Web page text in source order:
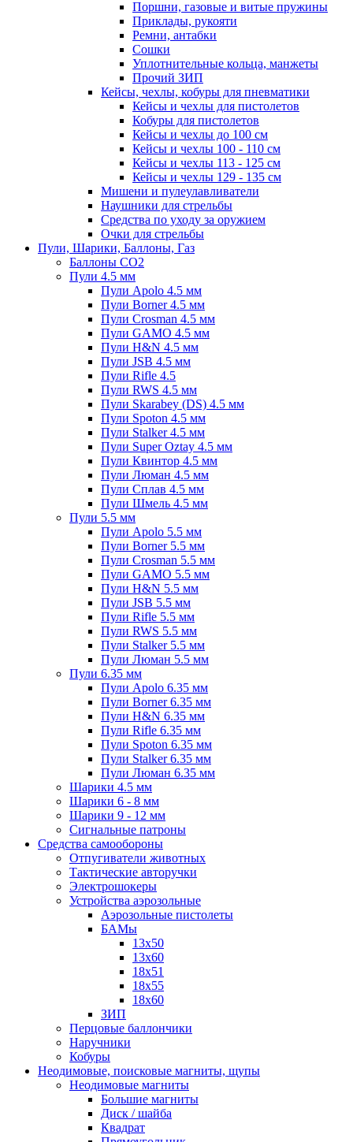
Поршни, газовые и витые пружины
Приклады, рукояти
Ремни, антабки
Сошки
Уплотнительные кольца, манжеты
Прочий ЗИП
Кейсы, чехлы, кобуры для пневматики
Кейсы и чехлы для пистолетов
Кобуры для пистолетов
Кейсы и чехлы до 100 см
Кейсы и чехлы 100 - 110 см
Кейсы и чехлы 113 - 125 см
Кейсы и чехлы 129 - 135 см
Мишени и пулеулавливатели
Наушники для стрельбы
Средства по уходу за оружием
Очки для стрельбы
Пули, Шарики, Баллоны, Газ
Баллоны CO2
Пули 4.5 мм
Пули Apolo 4.5 мм
Пули Borner 4.5 мм
Пули Crosman 4.5 мм
Пули GAMO 4.5 мм
Пули H&N 4.5 мм
Пули JSB 4.5 мм
Пули Rifle 4.5
Пули RWS 4.5 мм
Пули Skarabey (DS) 4.5 мм
Пули Spoton 4.5 мм
Пули Stalker 4.5 мм
Пули Super Oztay 4.5 мм
Пули Квинтор 4.5 мм
Пули Люман 4.5 мм
Пули Сплав 4.5 мм
Пули Шмель 4.5 мм
Пули 5.5 мм
Пули Apolo 5.5 мм
Пули Borner 5.5 мм
Пули Crosman 5.5 мм
Пули GAMO 5.5 мм
Пули H&N 5.5 мм
Пули JSB 5.5 мм
Пули Rifle 5.5 мм
Пули RWS 5.5 мм
Пули Stalker 5.5 мм
Пули Люман 5.5 мм
Пули 6.35 мм
Пули Apolo 6.35 мм
Пули Borner 6.35 мм
Пули H&N 6.35 мм
Пули Rifle 6.35 мм
Пули Spoton 6.35 мм
Пули Stalker 6.35 мм
Пули Люман 6.35 мм
Шарики 4.5 мм
Шарики 6 - 8 мм
Шарики 9 - 12 мм
Сигнальные патроны
Средства самообороны
Отпугиватели животных
Тактические авторучки
Электрошокеры
Устройства аэрозольные
Аэрозольные пистолеты
БАМы
13х50
13х60
18х51
18х55
18х60
ЗИП
Перцовые баллончики
Наручники
Кобуры
Неодимовые, поисковые магниты, щупы
Неодимовые магниты
Большие магниты
Диск / шайба
Квадрат